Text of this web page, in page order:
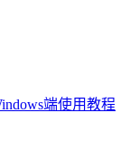
端使用教程